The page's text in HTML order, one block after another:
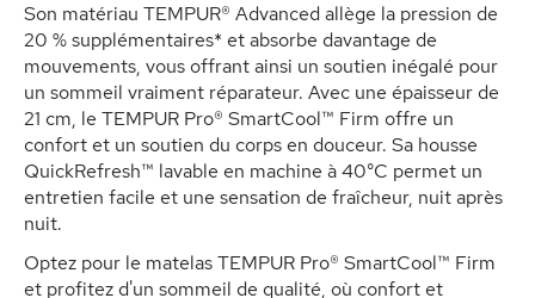
Son matériau TEMPUR® Advanced allège la pression de
20 % supplémentaires* et absorbe davantage de
mouvements, vous offrant ainsi un soutien inégalé pour
un sommeil vraiment réparateur. Avec une épaisseur de
21 cm, le TEMPUR Pro® SmartCool™ Firm offre un
confort et un soutien du corps en douceur. Sa housse
QuickRefresh™ lavable en machine à 40°C permet un
entretien facile et une sensation de fraîcheur, nuit après
nuit.
Optez pour le matelas TEMPUR Pro® SmartCool™ Firm
et profitez d'un sommeil de qualité, où confort et